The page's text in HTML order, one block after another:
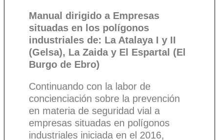
Manual dirigido a Empresas
situadas en los polígonos
industriales de: La Atalaya I y II
(Gelsa), La Zaida y El Espartal (El
Burgo de Ebro)
Continuando con la labor de
concienciación sobre la prevención
en materia de seguridad vial a
empresas situadas en polígonos
industriales iniciada en el 2016,